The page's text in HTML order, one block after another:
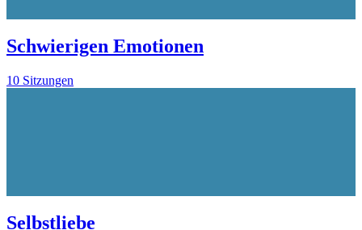
Schwierigen Emotionen
10 Sitzungen
Selbstliebe